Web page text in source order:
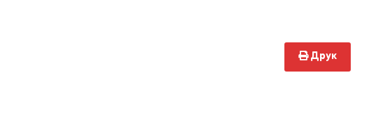
Друк